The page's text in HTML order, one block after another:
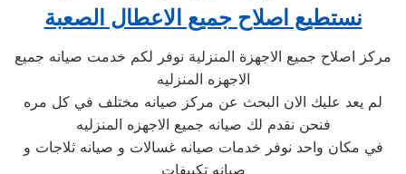
نستطيع اصلاح جميع الاعطال الصعبة
مركز اصلاح جميع الاجهزة المنزلية نوفر لكم خدمت صيانه جميع
الاجهزه المنزليه
لم يعد عليك الان البحث عن مركز صيانه مختلف في كل مره
فنحن نقدم لك صيانه جميع الاجهزه المنزليه
في مكان واحد نوفر خدمات صيانه غسالات و صيانه ثلاجات و
صيانه تكييفات